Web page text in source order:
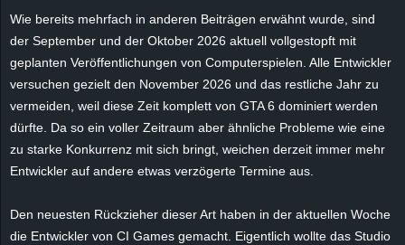
Wie bereits mehrfach in anderen Beiträgen erwähnt wurde, sind
der September und der Oktober 2026 aktuell vollgestopft mit
geplanten Veröffentlichungen von Computerspielen. Alle Entwickler
versuchen gezielt den November 2026 und das restliche Jahr zu
vermeiden, weil diese Zeit komplett von GTA 6 dominiert werden
dürfte. Da so ein voller Zeitraum aber ähnliche Probleme wie eine
zu starke Konkurrenz mit sich bringt, weichen derzeit immer mehr
Entwickler auf andere etwas verzögerte Termine aus.
Den neuesten Rückzieher dieser Art haben in der aktuellen Woche
die Entwickler von CI Games gemacht. Eigentlich wollte das Studio